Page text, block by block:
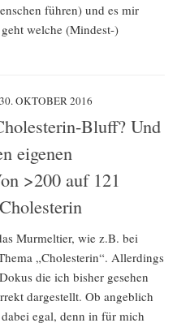
führen) und es mir
welche (Mindest-)
30. OKTOBER 2016
Bluff? Und
eigenen
>200 auf 121
Murmeltier, wie z.B. bei
„Cholesterin“. Allerdings
die ich bisher gesehen
dargestellt. Ob angeblich
egal, denn in für mich